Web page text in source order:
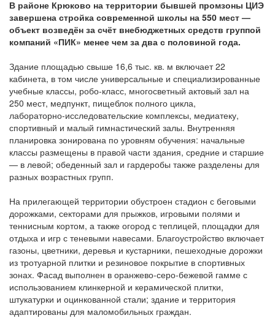
В районе Крюково на территории бывшей промзоны ЦИЭ
завершена стройка современной школы на 550 мест —
объект возведён за счёт внебюджетных средств группой
компаний «ПИК» менее чем за два с половиной года.
Здание площадью свыше 16,6 тыс. кв. м включает 22
кабинета, в том числе универсальные и специализированные
учебные классы, робо‑класс, многосветный актовый зал на
250 мест, медпункт, пищеблок полного цикла,
лабораторно‑исследовательские комплексы, медиатеку,
спортивный и малый гимнастический залы. Внутренняя
планировка зонирована по уровням обучения: начальные
классы размещены в правой части здания, средние и старшие
— в левой; обеденный зал и гардеробы также разделены для
разных возрастных групп.
На прилегающей территории обустроен стадион с беговыми
дорожками, секторами для прыжков, игровыми полями и
теннисным кортом, а также огород с теплицей, площадки для
отдыха и игр с теневыми навесами. Благоустройство включает
газоны, цветники, деревья и кустарники, пешеходные дорожки
из тротуарной плитки и резиновое покрытие в спортивных
зонах. Фасад выполнен в оранжево‑серо‑бежевой гамме с
использованием клинкерной и керамической плитки,
штукатурки и оцинкованной стали; здание и территория
адаптированы для маломобильных граждан.